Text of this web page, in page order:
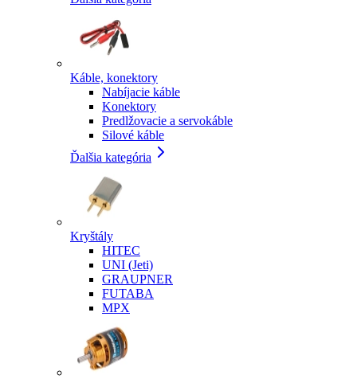
Káble, konektory
Nabíjacie káble
Konektory
Predlžovacie a servokáble
Silové káble
Ďalšia kategória
Kryštály
HITEC
UNI (Jeti)
GRAUPNER
FUTABA
MPX